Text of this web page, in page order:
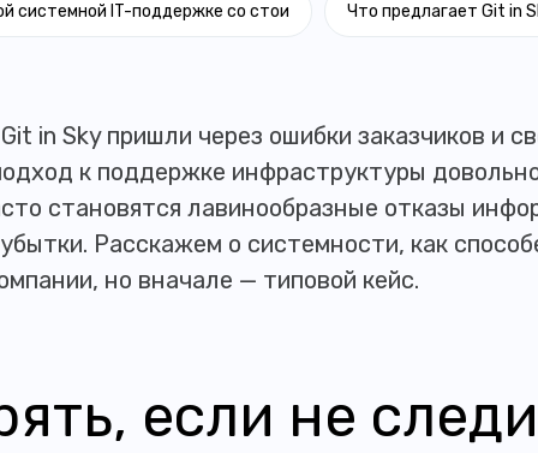
системной IT-поддержке со стои Что предлагает Git in
in Sky пришли через ошибки заказчиков и
к поддержке инфраструктуры
становятся лавинообразные отказы
Расскажем о системности, как
но вначале — типовой кейс.
если не